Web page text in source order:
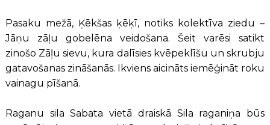
Pasaku mežā, Ķēkšas ķēķī, notiks kolektīva ziedu –
Jāņu zāļu gobelēna veidošana. Šeit varēsi satikt
zinošo Zāļu sievu, kura dalīsies kvēpeklīšu un skrubju
gatavošanas zināšanās. Ikviens aicināts iemēģināt roku
vainagu pīšanā.
Raganu sila Sabata vietā draiskā Sila raganiņa būs